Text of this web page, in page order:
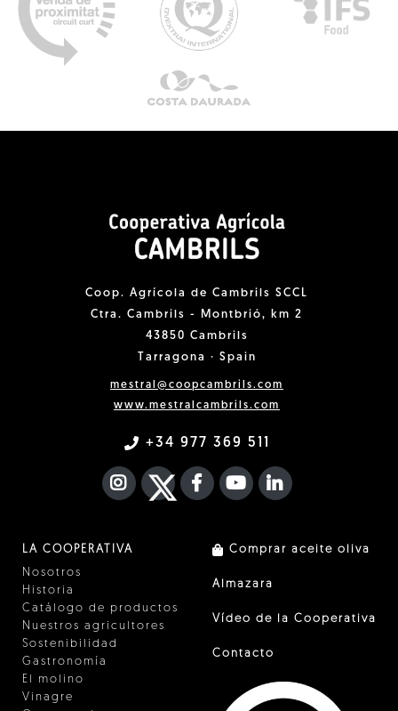
Coop. Agrícola de Cambrils SCCL
Ctra. Cambrils - Montbrió, km 2
43850 Cambrils
Tarragona · Spain
mestral@coopcambrils.com
www.mestralcambrils.com
+34 977 369 511
INSTAGRAM
TWITTER
FACEBOOK F
YOUTUBEFA LINKEDIN
LA COOPERATIVA
Nosotros
Historia
Catálogo de productos
Nuestros agricultores
Sostenibilidad
Gastronomía
El molino
Vinagre
Comprar aceite oliva
Almazara
Vídeo de la Cooperativa
Contacto